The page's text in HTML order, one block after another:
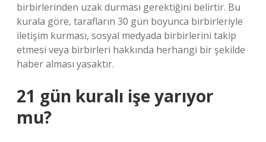
birbirlerinden uzak durması gerektiğini belirtir. Bu
kurala göre, tarafların 30 gün boyunca birbirleriyle
iletişim kurması, sosyal medyada birbirlerini takip
etmesi veya birbirleri hakkında herhangi bir şekilde
haber alması yasaktır.
21 gün kuralı işe yarıyor
mu?